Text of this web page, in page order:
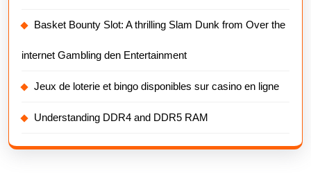
Basket Bounty Slot: A thrilling Slam Dunk from Over the
internet Gambling den Entertainment
Jeux de loterie et bingo disponibles sur casino en ligne
Understanding DDR4 and DDR5 RAM